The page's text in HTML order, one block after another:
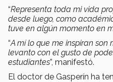
“Representa toda mi vida
desde luego, como
tuve en algún momento en
“A mí lo que me inspiran son
levanto con el gusto de
estudiantes”, manifestó.
El doctor de Gasperín ha